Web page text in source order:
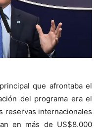
que afrontaba el
del programa era el
reservas internacionales
en más de US$8.000